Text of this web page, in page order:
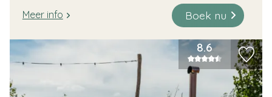
Meer info Boek nu
8.6